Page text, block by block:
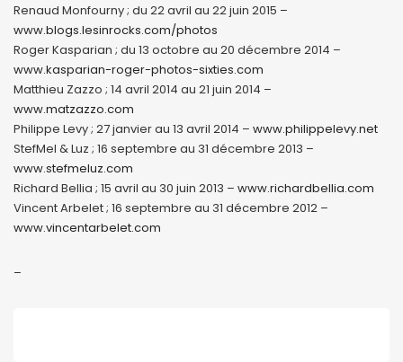
Renaud Monfourny ; du 22 avril au 22 juin 2015 –
www.blogs.lesinrocks.com/photos
Roger Kasparian ; du 13 octobre au 20 décembre 2014 –
www.kasparian-roger-photos-sixties.com
Matthieu Zazzo ; 14 avril 2014 au 21 juin 2014 –
www.matzazzo.com
Philippe Levy ; 27 janvier au 13 avril 2014 – www.philippelevy.net
StefMel & Luz ; 16 septembre au 31 décembre 2013 –
www.stefmeluz.com
Richard Bellia ; 15 avril au 30 juin 2013 – www.richardbellia.com
Vincent Arbelet ; 16 septembre au 31 décembre 2012 –
www.vincentarbelet.com
–